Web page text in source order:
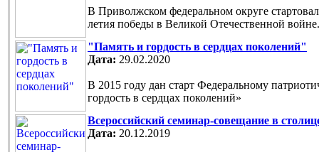
В Приволжском федеральном округе
летия победы в Великой Отечественной войне.
"Память и гордость в сердцах поколений"
Дата: 29.02.2020
В 2015 году дан старт Федеральному
гордость в сердцах поколений»
Всероссийский семинар-совещание в
Дата: 20.12.2019